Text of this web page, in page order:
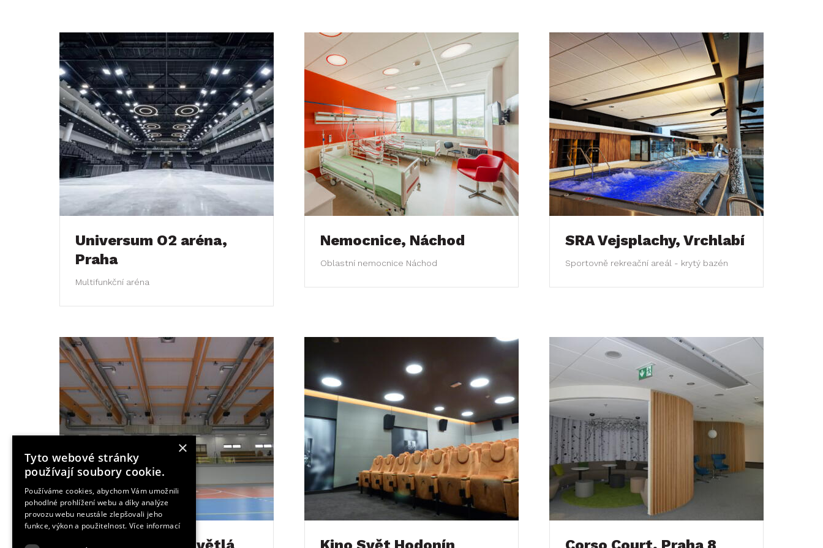
Universum O2 aréna,
Praha
Multifunkční aréna
Nemocnice, Náchod
Oblastní nemocnice Náchod
SRA Vejsplachy, Vrchlabí
Sportovně rekreační areál - krytý bazén
×
Tyto webové stránky
používají soubory cookie.
Používáme cookies, abychom Vám umožnili
pohodlné prohlížení webu a díky analýze
provozu webu neustále zlepšovali jeho
funkce, výkon a použitelnost.Více informací